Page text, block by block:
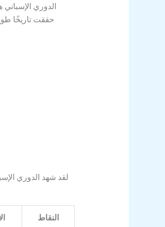
الدوري
حققت تاريخًا
لقد شهد الدوري
النقاط